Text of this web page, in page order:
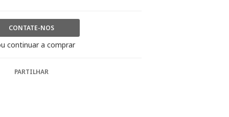
CONTATE-NOS
continuar a comprar
PARTILHAR